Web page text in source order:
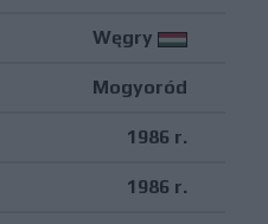
Węgry
Mogyoród
1986 r.
1986 r.